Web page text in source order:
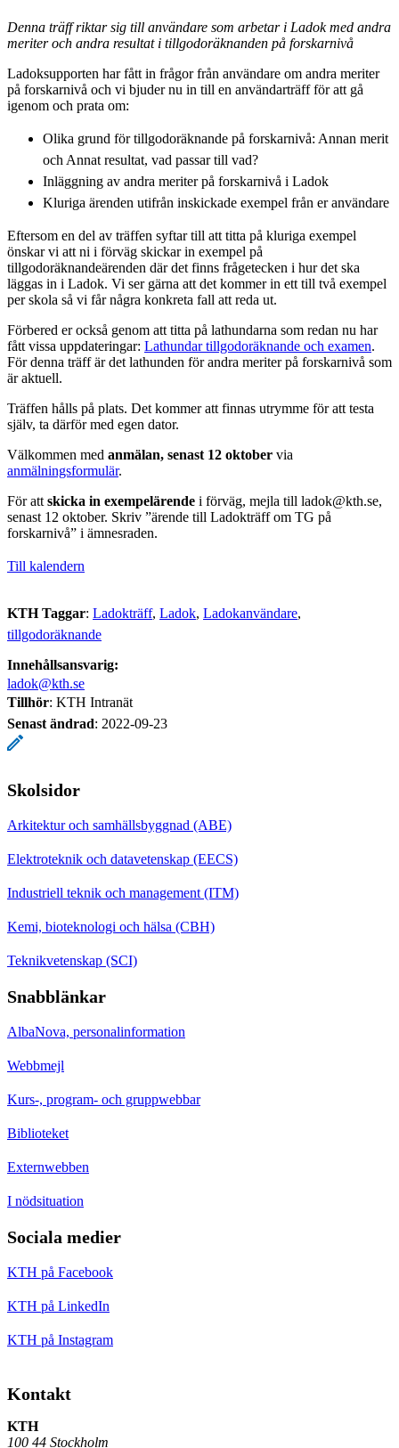
Denna träff riktar sig till användare som arbetar i Ladok med andra
meriter och andra resultat i tillgodoräknanden på forskarnivå
Ladoksupporten har fått in frågor från användare om andra meriter
på forskarnivå och vi bjuder nu in till en användarträff för att gå
igenom och prata om:
Olika grund för tillgodoräknande på forskarnivå: Annan merit
och Annat resultat, vad passar till vad?
Inläggning av andra meriter på forskarnivå i Ladok
Kluriga ärenden utifrån inskickade exempel från er användare
Eftersom en del av träffen syftar till att titta på kluriga exempel
önskar vi att ni i förväg skickar in exempel på
tillgodoräknandeärenden där det finns frågetecken i hur det ska
läggas in i Ladok. Vi ser gärna att det kommer in ett till två exempel
per skola så vi får några konkreta fall att reda ut.
Förbered er också genom att titta på lathundarna som redan nu har
fått vissa uppdateringar: Lathundar tillgodoräknande och examen.
För denna träff är det lathunden för andra meriter på forskarnivå som
är aktuell.
Träffen hålls på plats. Det kommer att finnas utrymme för att testa
själv, ta därför med egen dator.
Välkommen med anmälan, senast 12 oktober via
anmälningsformulär.
För att skicka in exempelärende i förväg, mejla till ladok@kth.se,
senast 12 oktober. Skriv ”ärende till Ladokträff om TG på
forskarnivå” i ämnesraden.
Till kalendern
KTH Taggar: Ladokträff Ladok Ladokanvändare
tillgodoräknande
Innehållsansvarig:
ladok@kth.se
Tillhör: KTH Intranät
Senast ändrad: 2022-09-23
Skolsidor
Arkitektur och samhällsbyggnad (ABE)
Elektroteknik och datavetenskap (EECS)
Industriell teknik och management (ITM)
Kemi, bioteknologi och hälsa (CBH)
Teknikvetenskap (SCI)
Snabblänkar
AlbaNova, personalinformation
Webbmejl
Kurs-, program- och gruppwebbar
Biblioteket
Externwebben
I nödsituation
Sociala medier
KTH på Facebook
KTH på LinkedIn
KTH på Instagram
Kontakt
KTH
100 44 Stockholm